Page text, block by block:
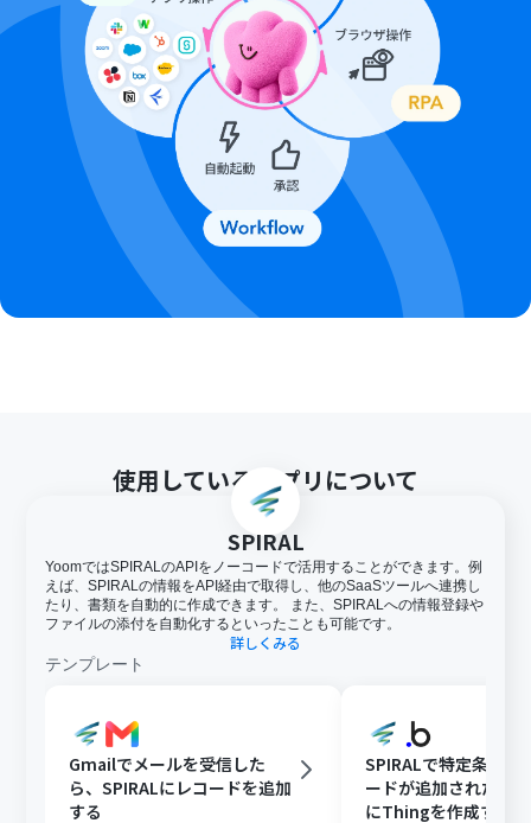
使用しているアプリについて
SPIRAL
YoomではSPIRALのAPIをノーコードで活用することができます。例
えば、SPIRALの情報をAPI経由で取得し、他のSaaSツールへ連携し
たり、書類を自動的に作成できます。 また、SPIRALへの情報登録や
ファイルの添付を自動化するといったことも可能です。
詳しくみる
テンプレート
Gmailでメールを受信した
ら、SPIRALにレコードを追加
する
SPIRALで特定条件に
ードが追加されたら
にThingを作成する